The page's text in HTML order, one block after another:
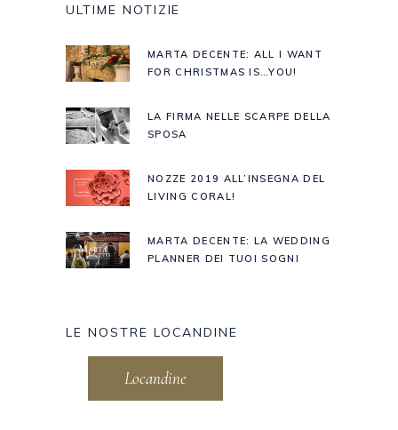
ULTIME NOTIZIE
MARTA DECENTE: ALL I WANT
FOR CHRISTMAS IS…YOU!
LA FIRMA NELLE SCARPE DELLA
SPOSA
NOZZE 2019 ALL’INSEGNA DEL
LIVING CORAL!
MARTA DECENTE: LA WEDDING
PLANNER DEI TUOI SOGNI
LE NOSTRE LOCANDINE
Locandine